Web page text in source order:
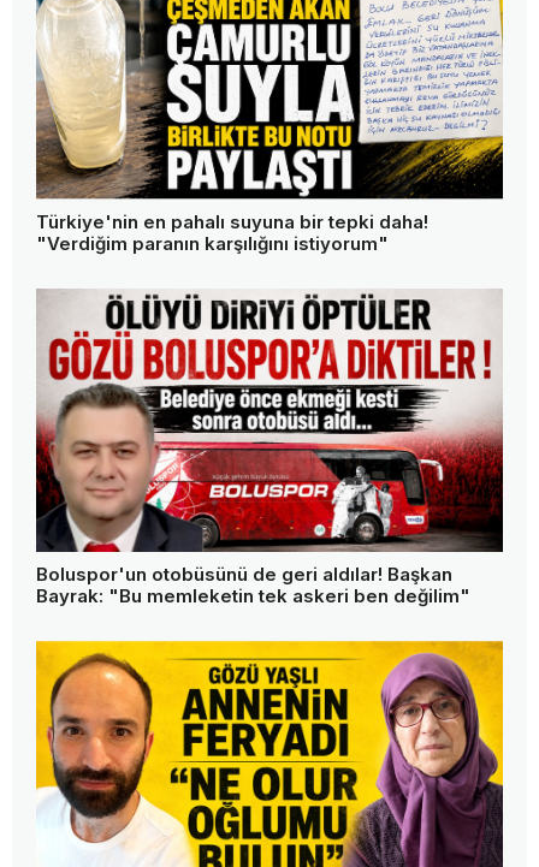
Türkiye'nin en pahalı suyuna bir tepki daha!
"Verdiğim paranın karşılığını istiyorum"
Boluspor'un otobüsünü de geri aldılar! Başkan
Bayrak: "Bu memleketin tek askeri ben değilim"